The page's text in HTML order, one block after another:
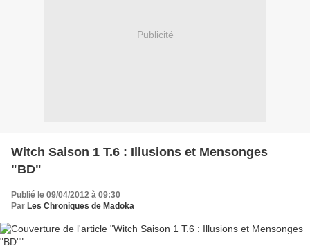
Publicité
Witch Saison 1 T.6 : Illusions et Mensonges
"BD"
Publié le 09/04/2012 à 09:30
Par Les Chroniques de Madoka